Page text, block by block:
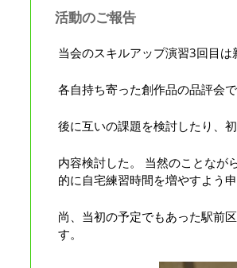
活動のご報告
当会のスキルアップ演習3回目は
各自持ち寄った創作品の品評会
後に互いの課題を検討したり、
内容検討した。 当然のことなが
的に自宅練習時間を増やすよう申
尚、当初の予定でもあった駅前
す。